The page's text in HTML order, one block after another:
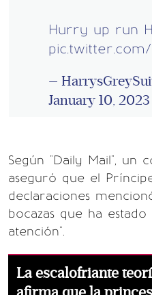
Hurry up run
pic.twitter.com/
—
January 10, 2023
Según "Daily Mail", un
aseguró que el
declaraciones
bocazas que ha
atención".
La escalofriante